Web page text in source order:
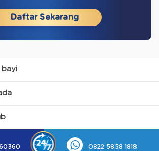
Daftar Sekarang
bayi
0822 5858 1818